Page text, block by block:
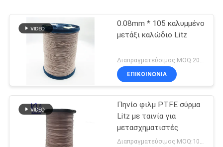
0.08mm * 105 καλυμμένο
μετάξι καλώδιο Litz
Διαπραγματεύσιμος MOQ:20 χιλιόγραμμο/χιλιόγραμμα
ΕΠΙΚΟΙΝΩΝΙΑ
Πηνίο φιλμ PTFE σύρμα
Litz με ταινία για
μετασχηματιστές